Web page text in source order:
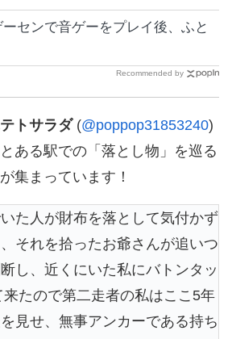
センで音ゲーをプレイ後、ふと
Recommended by
トサラダ(@poppop31853240)
ある駅での「落とし物」を巡る
集まっています！
た人が財布を落として気付かず
それを拾ったお爺さんが追いつ
し、近くにいた私にバトンタッ
たので第二走者の私はここ5年
見せ、無事アンカーである持ち